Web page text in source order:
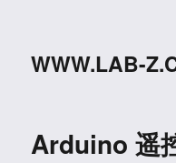
WWW.LAB-
Arduino 遥